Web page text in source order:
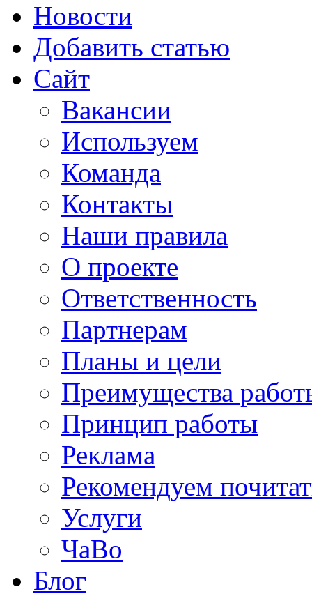
Новости
Добавить статью
Сайт
Вакансии
Используем
Команда
Контакты
Наши правила
О проекте
Ответственность
Партнерам
Планы и цели
Преимущества
Принцип работы
Реклама
Рекомендуем
Услуги
ЧаВо
Блог